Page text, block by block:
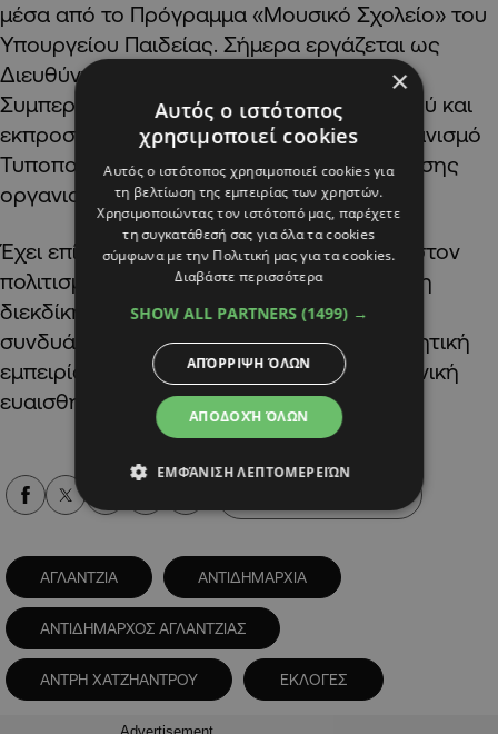
μέσα από το Πρόγραμμα «Μουσικό Σχολείο» του
Υπουργείου Παιδείας. Σήμερα εργάζεται ως
Διευθύντρια του Κέντρου Ισότητας και
Συμπερίληψης του Πανεπιστημίου Λεμεσού και
εκπροσωπεί την Κύπρο στον Διεθνή Οργανισμό
Τυποποίησης (ISO) σε θέματα διακυβέρνησης
οργανισμών.
Έχει επίσης αναπτύξει σημαντική δράση στον
πολιτισμό, την κοινωνία των πολιτών και τη
διεκδίκηση εργασιακών δικαιωμάτων,
συνδυάζοντας καλλιτεχνική παιδεία, διοικητική
εμπειρία, συνδικαλιστική δράση και κοινωνική
ευαισθησία.
ΑΓΛΑΝΤΖΙΑ ΑΝΤΙΔΗΜΑΡΧΙΑ
ΑΝΤΙΔΗΜΑΡΧΟΣ ΑΓΛΑΝΤΖΙΑΣ
ΑΝΤΡΗ ΧΑΤΖΗΑΝΤΡΟΥ ΕΚΛΟΓΕΣ
×
Αυτός ο ιστότοπος
χρησιμοποιεί cookies
Αυτός ο ιστότοπος χρησιμοποιεί cookies για
τη βελτίωση της εμπειρίας των χρηστών.
Χρησιμοποιώντας τον ιστότοπό μας, παρέχετε
τη συγκατάθεσή σας για όλα τα cookies
σύμφωνα με την Πολιτική μας για τα cookies.
Διαβάστε περισσότερα
SHOW ALL PARTNERS (1499) →
ΑΠΟΔΟΧΉ ΌΛΩΝ
ΑΠΌΡΡΙΨΗ ΌΛΩΝ
ΕΜΦΆΝΙΣΗ ΛΕΠΤΟΜΕΡΕΙΏΝ